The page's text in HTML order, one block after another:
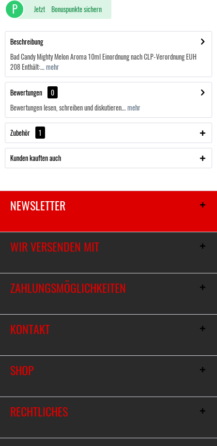
P Jetzt Bonuspunkte sichern
Beschreibung
Bad Candy Mighty Melon Aroma 10ml Einordnung nach CLP-Verordnung EUH
208 Enthält:...mehr
Bewertungen
0
Bewertungen lesen, schreiben und diskutieren...mehr
Zubehör 1
Kunden kauften auch
NEWSLETTER
WIR VERSENDEN MIT
ZAHLUNGSMÖGLICHKEITEN
KONTAKT
SHOP
RECHTLICHES